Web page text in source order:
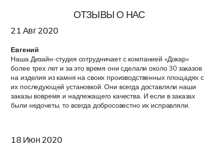
ОТЗЫВЫ О НАС
21 Авг 2020
Евгений
Наша Дизайн-студия сотрудничает с компанией «Докар»
более трех лет и за это время они сделали около 30 заказов
на изделия из камня на своих производственных площадях с
их последующей установкой. Они всегда доставляли наши
заказы вовремя и надлежащего качества. И если в заказах
были недочеты, то всегда добросовестно их исправляли.
18 Июн 2020